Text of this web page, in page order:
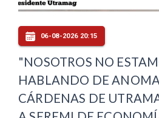
06-08-2026 20:15
"NOSOTROS NO
HABLANDO DE
CÁRDENAS DE